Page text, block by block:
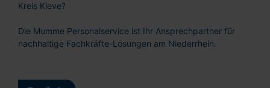
Kreis Kleve?
Die Mumme Personalservice ist Ihr Ansprechpartner für
nachhaltige Fachkräfte-Lösungen am Niederrhein.
Vorname